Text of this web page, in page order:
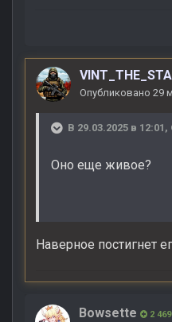
Опубликовано 29
В 29.03.2025 в 12:01,
Оно еще живое?
Наверное постигнет
Bowsette 2 469